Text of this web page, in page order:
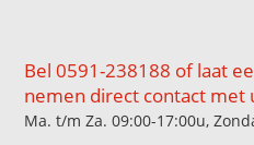
Bel 0591-238188 of laat
nemen direct contact met
Ma. t/m Za. 09:00-17:00u,